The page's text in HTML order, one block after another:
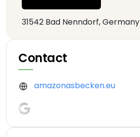
31542 Bad Nenndorf, Germany
Contact
amazonasbecken.eu